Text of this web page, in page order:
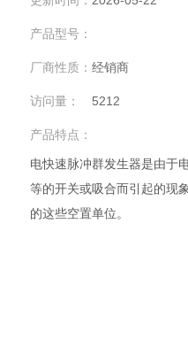
产品型号：
厂商性质： 经销商
访问量： 5212
产品特点：
电快速脉冲群发生器是由于
等的开关或吸合而引起的现
的这些空置单位。